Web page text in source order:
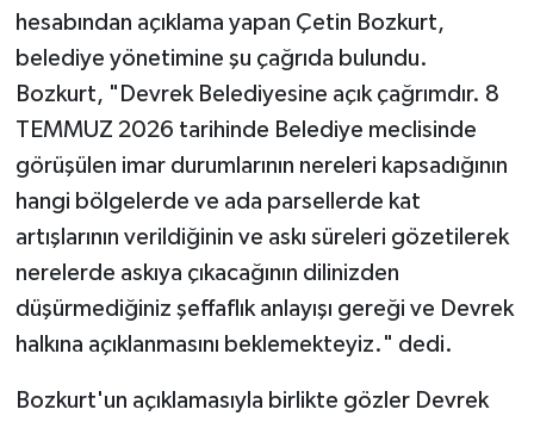
hesabından açıklama yapan Çetin Bozkurt,
belediye yönetimine şu çağrıda bulundu.
Bozkurt, "Devrek Belediyesine açık çağrımdır. 8
TEMMUZ 2026 tarihinde Belediye meclisinde
görüşülen imar durumlarının nereleri kapsadığının
hangi bölgelerde ve ada parsellerde kat
artışlarının verildiğinin ve askı süreleri gözetilerek
nerelerde askıya çıkacağının dilinizden
düşürmediğiniz şeffaflık anlayışı gereği ve Devrek
halkına açıklanmasını beklemekteyiz." dedi.
Bozkurt'un açıklamasıyla birlikte gözler Devrek